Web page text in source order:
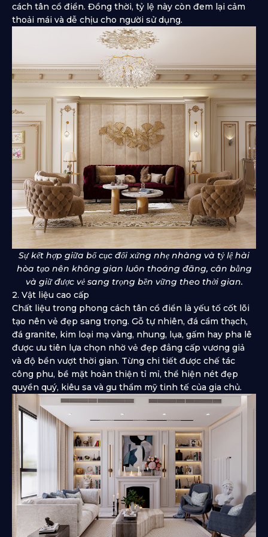
cách tân cổ điển. Đồng thời, tỷ lệ này còn đem lại cảm
thoải mái và dễ chịu cho người sử dụng.
Sự kết hợp giữa bố cục đối xứng nhẹ nhàng và tỷ lệ hài
hòa tạo nên không gian luôn thoáng đãng, cân bằng
và giữ được vẻ sang trọng bền vững theo thời gian.
2. Vật liệu cao cấp
Chất liệu trong phong cách tân cổ điển là yếu tố cốt lõi
tạo nên vẻ đẹp sang trọng. Gỗ tự nhiên, đá cẩm thạch,
đá granite, kim loại mạ vàng, nhung, lụa, gấm hay pha lê
được ưu tiên lựa chọn nhờ vẻ đẹp đẳng cấp vương giả
và độ bền vượt thời gian. Từng chi tiết được chế tác
công phu, bề mặt hoàn thiện tỉ mỉ, thể hiện nét đẹp
quyền quý, kiêu sa và gu thẩm mỹ tinh tế của gia chủ.